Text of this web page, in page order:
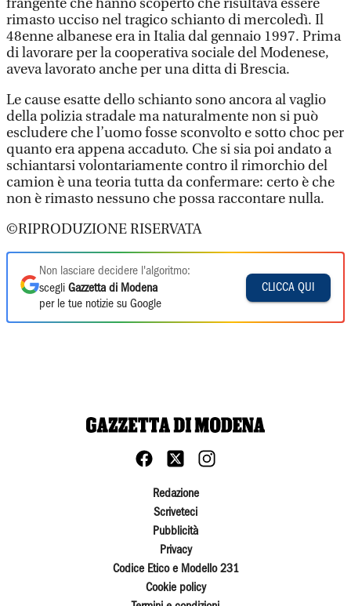
frangente che hanno scoperto che risultava essere
rimasto ucciso nel tragico schianto di mercoledì. Il
48enne albanese era in Italia dal gennaio 1997. Prima
di lavorare per la cooperativa sociale del Modenese,
aveva lavorato anche per una ditta di Brescia.
Le cause esatte dello schianto sono ancora al vaglio
della polizia stradale ma naturalmente non si può
escludere che l’uomo fosse sconvolto e sotto choc per
quanto era appena accaduto. Che si sia poi andato a
schiantarsi volontariamente contro il rimorchio del
camion è una teoria tutta da confermare: certo è che
non è rimasto nessuno che possa raccontare nulla.
©RIPRODUZIONE RISERVATA
Non lasciare decidere l'algoritmo:
scegli Gazzetta di Modena
per le tue notizie su Google
CLICCA QUI
Redazione
Scriveteci
Pubblicità
Privacy
Codice Etico e Modello 231
Cookie policy